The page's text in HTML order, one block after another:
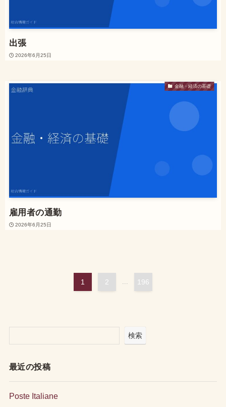
出張
2026年6月25日
金融・経済の基礎
雇用者の通勤
2026年6月25日
1 2 ... 196
検索
最近の投稿
Poste Italiane